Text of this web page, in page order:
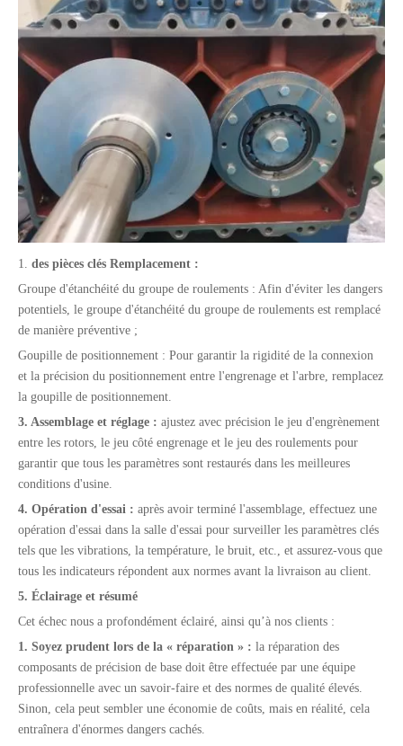
1. des pièces clés Remplacement :
Groupe d'étanchéité du groupe de roulements : Afin d'éviter les dangers
potentiels, le groupe d'étanchéité du groupe de roulements est remplacé
de manière préventive ;
Goupille de positionnement : Pour garantir la rigidité de la connexion
et la précision du positionnement entre l'engrenage et l'arbre, remplacez
la goupille de positionnement.
3. Assemblage et réglage : ajustez avec précision le jeu d'engrènement
entre les rotors, le jeu côté engrenage et le jeu des roulements pour
garantir que tous les paramètres sont restaurés dans les meilleures
conditions d'usine.
4. Opération d'essai : après avoir terminé l'assemblage, effectuez une
opération d'essai dans la salle d'essai pour surveiller les paramètres clés
tels que les vibrations, la température, le bruit, etc., et assurez-vous que
tous les indicateurs répondent aux normes avant la livraison au client.
5. Éclairage et résumé
Cet échec nous a profondément éclairé, ainsi qu’à nos clients :
1. Soyez prudent lors de la « réparation » : la réparation des
composants de précision de base doit être effectuée par une équipe
professionnelle avec un savoir-faire et des normes de qualité élevés.
Sinon, cela peut sembler une économie de coûts, mais en réalité, cela
entraînera d'énormes dangers cachés.